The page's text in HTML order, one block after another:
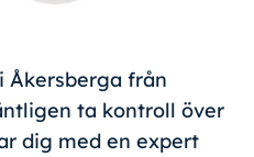
Åkersberga från
ta kontroll över
dig med en expert